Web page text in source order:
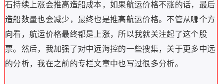
石持续上涨会推高造船成本，如果航运价格不涨的话，最后
造船数量也会减少，最终也是推高航运价格。不管从哪个方
向看，航运价格最终都是上涨，所以我就关注起了这个股
票。然后，我加强了对中远海控的一些搜集，关于更多中远
的分析，我在之前的专栏文章中也写过很多分析。